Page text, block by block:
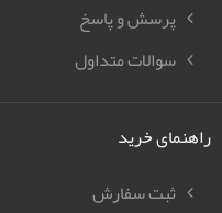
پرسش و پاسخ
سوالات متداول
راهنمای خرید
ثبت سفارش